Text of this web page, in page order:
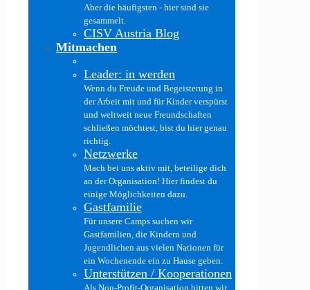
Aber die häufigsten - hier sind sie
gesammelt.
CISV Austria Blog
Mitmachen
Leader: in werden
Wenn du Freude und Begeisterung in
der Arbeit mit und für Kinder verspürst
und weltweit neue Freundschaften
schließen möchtest, bist du hier genau
richtig.
Netzwerke
Mach bei uns aktiv mit, beteilige dich
an der Organisation! Hier findest du
einige Möglichkeiten dazu.
Gastfamilie
Für unsere Camps suchen wir
Gastfamilien, die Kindern und
Jugendlichen aus vielen Nationen für
ein Wochenende ein zu Hause geben.
Unterstützen / Kooperationen
Als Non-Profit-Organisation bitten wir